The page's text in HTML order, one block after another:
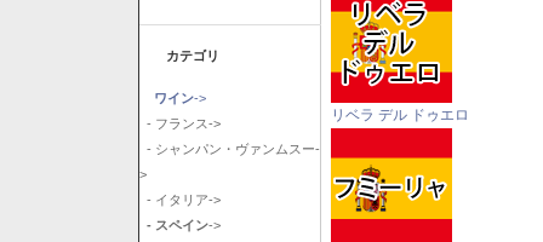
カテゴリ
ワイン->
- フランス->
- シャンパン・ヴァンムスー-
>
- イタリア->
- スペイン->
リベラ デル ドゥエロ